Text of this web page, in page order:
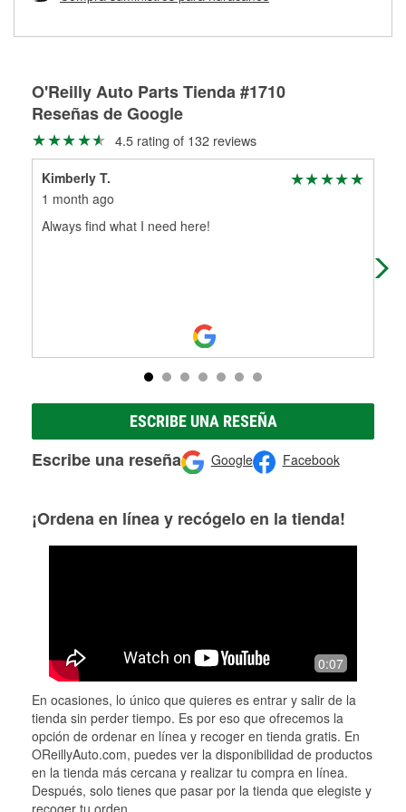
partes de reemplazo correctas para tu reparación.
O'Reilly Auto Parts Tienda #1710
Reseñas de Google
4.5 rating of 132 reviews
Kimberly T.
1 month ago
Always find what I need here!
ESCRIBE UNA RESEÑA
Escribe una reseña Google Facebook
¡Ordena en línea y recógelo en la tienda!
0:07
En ocasiones, lo único que quieres es entrar y salir de la
tienda sin perder tiempo. Es por eso que ofrecemos la
opción de ordenar en línea y recoger en tienda gratis. En
OReillyAuto.com, puedes ver la disponibilidad de productos
en la tienda más cercana y realizar tu compra en línea.
Después, solo tienes que pasar por la tienda que elegiste y
recoger tu orden.